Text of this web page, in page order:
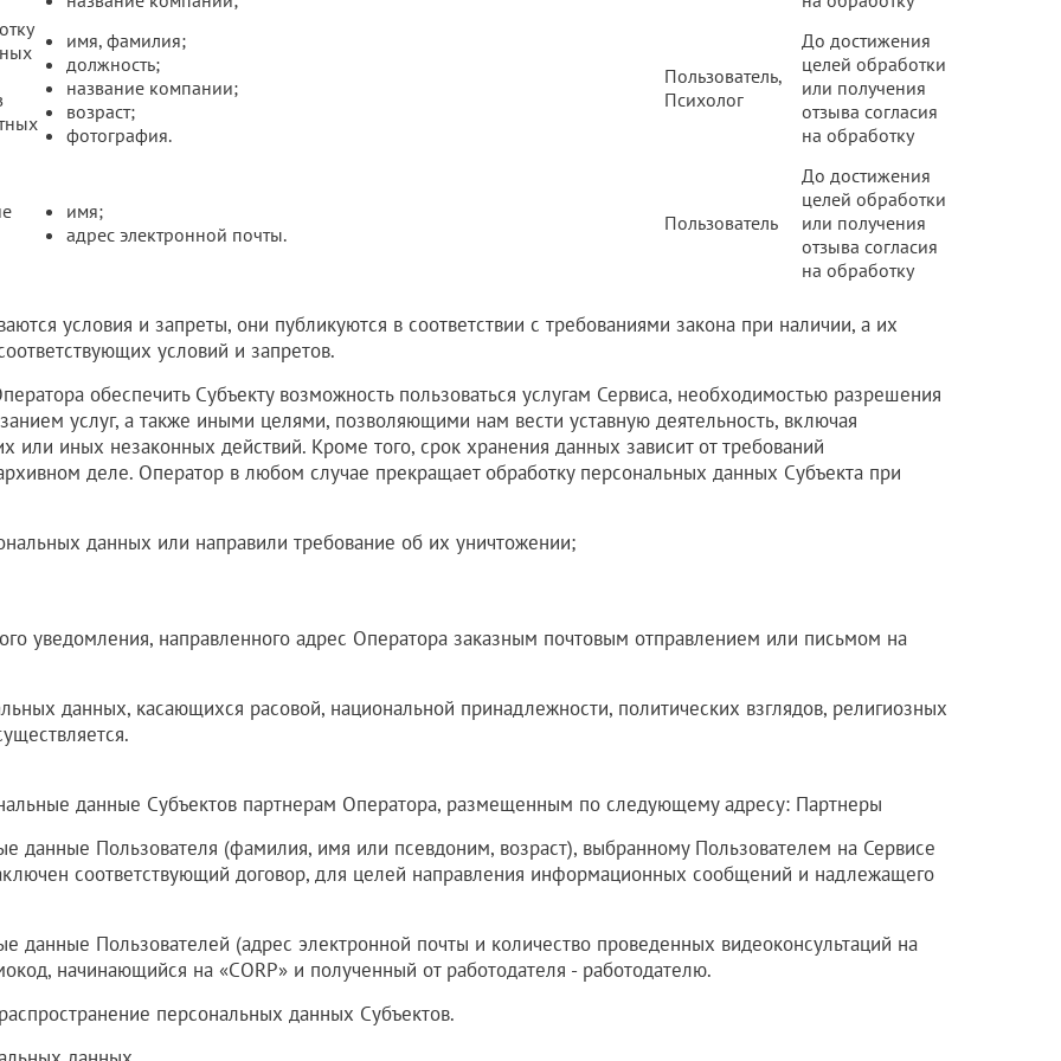
имя, фамилия;
должность;
название компании;
возраст;
фотография.
Пользователь,
Психолог
До достижения
целей обработки
или получения
отзыва согласия
на обработку
имя;
адрес электронной почты.
Пользователь
До достижения
целей обработки
или получения
отзыва согласия
на обработку
условия и запреты, они публикуются в соответствии с требованиями закона при наличии, а их
условий и запретов.
обеспечить Субъекту возможность пользоваться услугам Сервиса, необходимостью разрешения
услуг, а также иными целями, позволяющими нам вести уставную деятельность, включая
иных незаконных действий. Кроме того, срок хранения данных зависит от требований
деле. Оператор в любом случае прекращает обработку персональных данных Субъекта при
данных или направили требование об их уничтожении;
уведомления, направленного адрес Оператора заказным почтовым отправлением или письмом на
данных, касающихся расовой, национальной принадлежности, политических взглядов, религиозных
данные Субъектов партнерам Оператора, размещенным по следующему адресу: Партнеры
данные Пользователя (фамилия, имя или псевдоним, возраст), выбранному Пользователем на Сервисе
соответствующий договор, для целей направления информационных сообщений и надлежащего
данные Пользователей (адрес электронной почты и количество проведенных видеоконсультаций на
начинающийся на «CORP» и полученный от работодателя - работодателю.
персональных данных Субъектов.